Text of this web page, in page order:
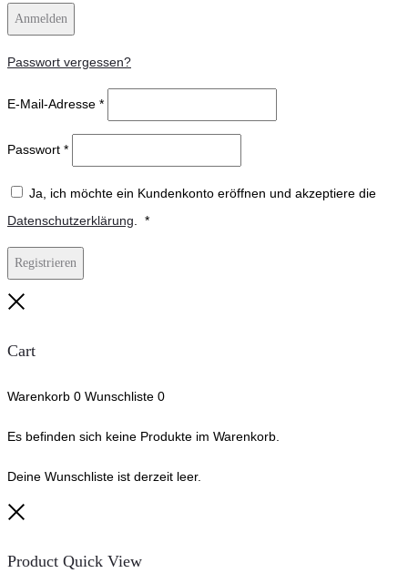
Anmelden
Passwort vergessen?
E-Mail-Adresse *
Passwort *
Ja, ich möchte ein Kundenkonto eröffnen und akzeptiere die
Datenschutzerklärung
*Erforderlich
Registrieren
Cart
Warenkorb 0 Wunschliste 0
Es befinden sich keine Produkte im Warenkorb.
Deine Wunschliste ist derzeit leer.
Product Quick View